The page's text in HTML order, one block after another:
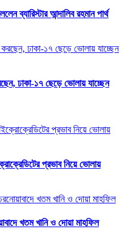
ব্যারিস্টার আন্দালিব রহমান পার্থ
ঢাকা-১৭ ছেড়ে ভোলায় যাচ্ছেন
প্রভাব নিয়ে ভোলায়
খতম খানি ও দোয়া মাহফিল